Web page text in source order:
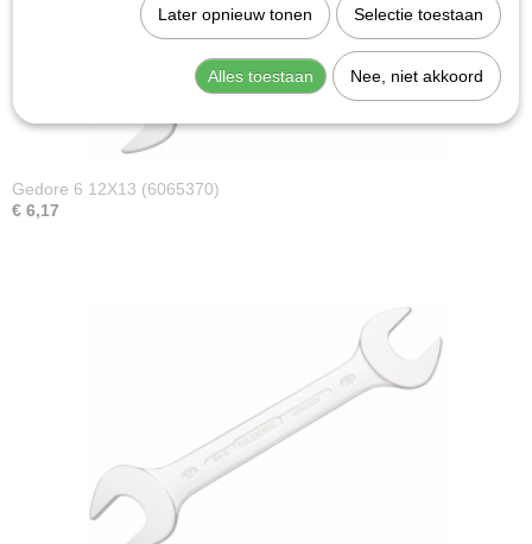
Gedore 6 12X13 (6065370)
€ 6,17
Later opnieuw tonen Selectie toestaan
Alles toestaan Nee, niet akkoord